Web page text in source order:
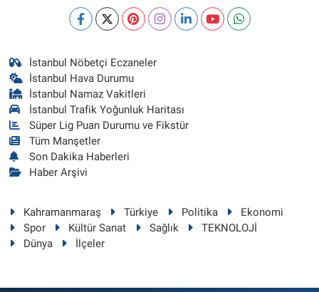
İstanbul Nöbetçi Eczaneler
İstanbul Hava Durumu
İstanbul Namaz Vakitleri
İstanbul Trafik Yoğunluk Haritası
Süper Lig Puan Durumu ve Fikstür
Tüm Manşetler
Son Dakika Haberleri
Haber Arşivi
Kahramanmaraş Türkiye Politika
Ekonomi
Spor
Kültür Sanat Sağlık
TEKNOLOJİ
Dünya
İlçeler